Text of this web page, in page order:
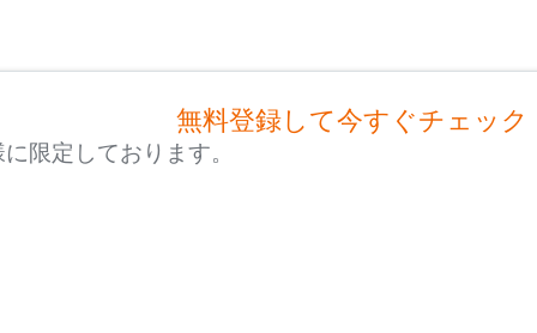
無料登録して今すぐチェック
限定しております。